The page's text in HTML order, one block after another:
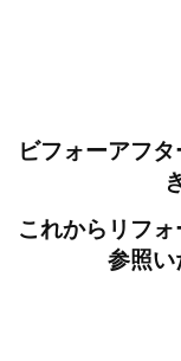
ビフォーアフ
これからリフ
参照い